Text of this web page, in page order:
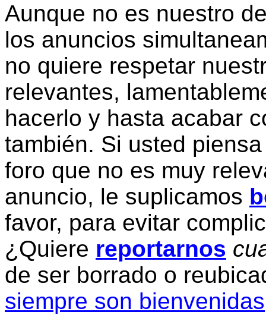
Aunque no es nuestro
los anuncios
no quiere respetar
relevantes,
hacerlo y hasta acabar
también. Si usted
foro que no es muy
anuncio, le suplicamos
favor, para evitar
¿Quiere reportarnos
de ser borrado o
siempre son bienvenidas